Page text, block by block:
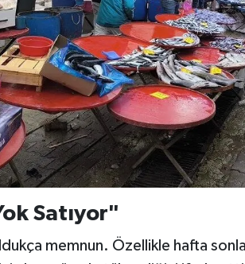
Satıyor"
memnun. Özellikle hafta